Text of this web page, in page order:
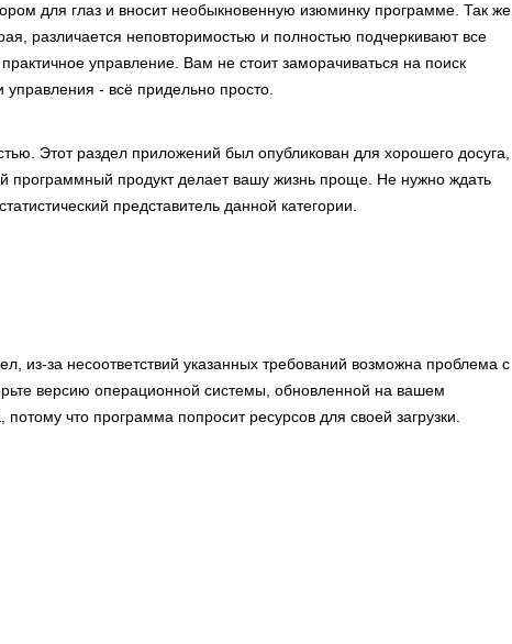
для глаз и вносит необыкновенную изюминку программе. Так же,
различается неповторимостью и полностью подчеркивают все
управление. Вам не стоит заморачиваться на поиск
- всё придельно просто.
Этот раздел приложений был опубликован для хорошего досуга,
программный продукт делает вашу жизнь проще. Не нужно ждать
представитель данной категории.
из-за несоответствий указанных требований возможна проблема с
версию операционной системы, обновленной на вашем
что программа попросит ресурсов для своей загрузки.